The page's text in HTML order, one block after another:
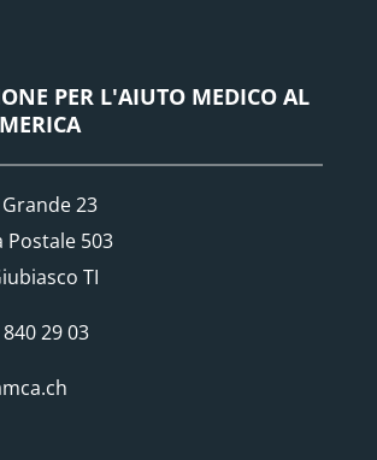
PER L'AIUTO MEDICO AL
23
Postale 503
TI
29 03